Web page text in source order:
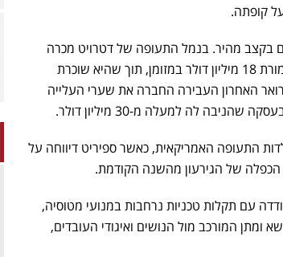
קופתה.
בקצב מהיר. בנמל התעופה של דטרויט מכרה
החברה את האנגר התחזוקה שלה וזכויות הקרקע הצמודות תמורת 18 מיליון דולר במזומן, תוך שהיא שוכרת
האחרון העבירה החברה את שערי העלייה
התעופה האמריקאית, כאשר ספיריט דיווחה על
עם תקלות טכניות נרחבות במנועי מטוסיה,
המורכב מול הנושים ואיגודי העובדים,